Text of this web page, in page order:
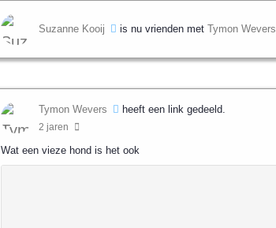
Suzanne Kooij is nu vrienden met Tymon Wevers
Tymon Wevers heeft een link gedeeld.
2 jaren
Wat een vieze hond is het ook